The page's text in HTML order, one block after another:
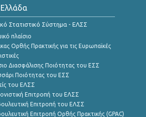
Στατιστικό Σύστημα - ΕΛΣΣ
πλαίσιο
Ορθής Πρακτικής για τις Ευρωπαϊκές
Διασφάλισης Ποιότητας του ΕΣΣ
Ποιότητας του ΕΣΣ
του ΕΛΣΣ
Επιτροπή του ΕΛΣΣ
Επιτροπή του ΕΛΣΣ
Επιτροπή Ορθής Πρακτικής (GPAC)